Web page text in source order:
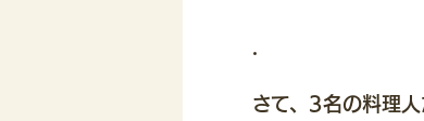
さて、3名の料理